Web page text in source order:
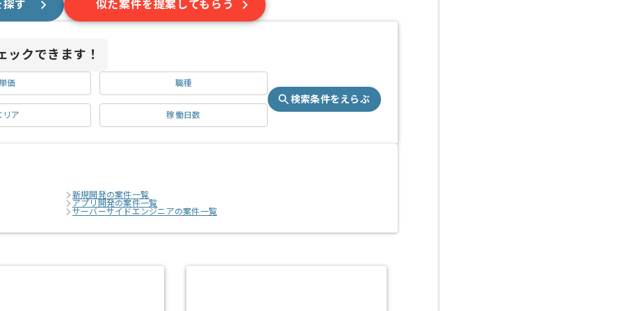
す 似た案件を提案してもらう
ックできます！
単価 職種
リア 稼働日数
検索条件をえらぶ
新規開発の案件一覧
アプリ開発の案件一覧
サーバーサイドエンジニアの案件一覧